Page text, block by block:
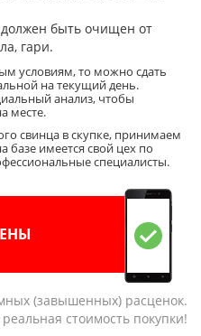
быть очищен от
гари.
условиям, то можно сдать
на текущий день.
анализ, чтобы
месте.
свинца в скупке, принимаем
базе имеется свой цех по
специалисты.
(завышенных) расценок.
реальная стоимость покупки!